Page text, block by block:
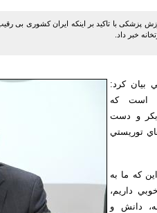
پزشکی با تاکید بر اینکه ایران کشوری بی
خبر داد.
بیان کرد:
است كه
بكر و دست
توريستي
كه ما به
داريم،
دانش و